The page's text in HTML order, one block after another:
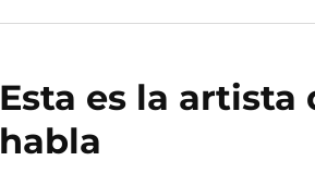
Esta es la
habla